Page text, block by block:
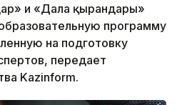
и «Дала қырандары»
программу
на подготовку
передает
Kazinform.